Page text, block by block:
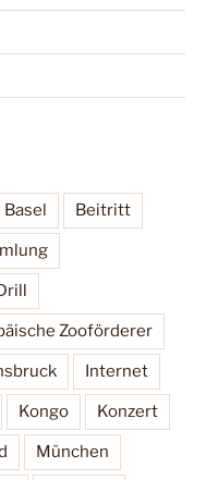
Basel Beitritt
Zooförderer
Internet
Kongo Konzert
München